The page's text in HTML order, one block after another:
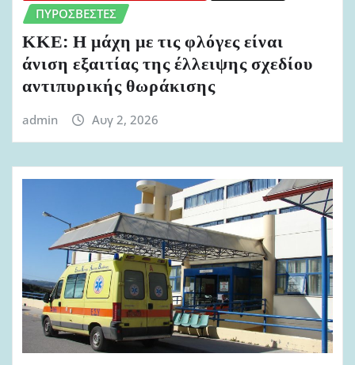
ΠΥΡΟΣΒΈΣΤΕΣ
ΚΚΕ: Η μάχη με τις φλόγες είναι
άνιση εξαιτίας της έλλειψης σχεδίου
αντιπυρικής θωράκισης
admin Αυγ 2, 2026